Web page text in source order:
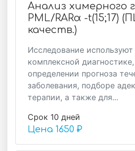
Анализ химерного
PML/RARα -t(15;17)
качеств.)
Исследование используют
комплексной
определении прогноза
заболевания, подборе
терапии, а также для...
Срок 10 дней
Цена 1650 ₽